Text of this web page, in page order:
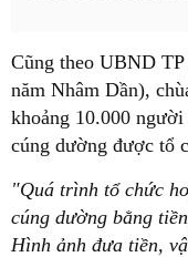
Cũng theo UBND
năm Nhâm Dần),
khoảng 10.000
cúng dường được tổ
"Quá trình tổ chức
cúng dường bằng
Hình ảnh đưa tiền,